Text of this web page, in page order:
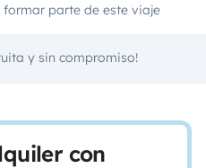
parte de este viaje
y sin compromiso!
con